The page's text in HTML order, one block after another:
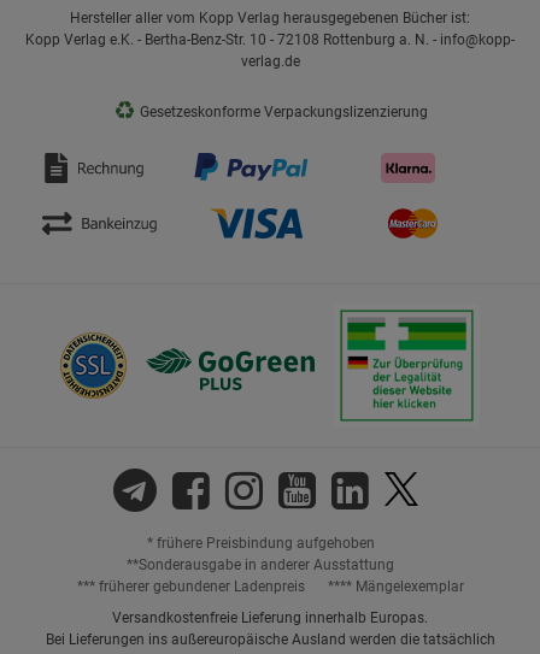
Hersteller aller vom Kopp Verlag herausgegebenen Bücher ist:
Kopp Verlag e.K. - Bertha-Benz-Str. 10 - 72108 Rottenburg a. N. - info@kopp-
verlag.de
♻ Gesetzeskonforme Verpackungslizenzierung
* frühere Preisbindung aufgehoben
**Sonderausgabe in anderer Ausstattung
*** früherer gebundener Ladenpreis
**** Mängelexemplar
Versandkostenfreie Lieferung innerhalb Europas.
Bei Lieferungen ins außereuropäische Ausland werden die tatsächlich